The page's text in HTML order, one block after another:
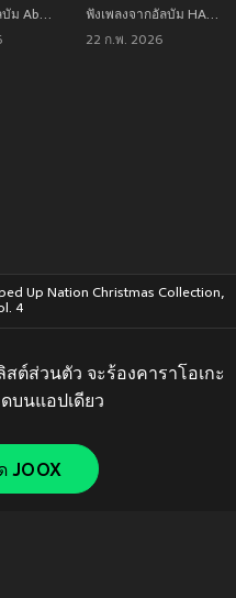
ฟังเพลงจากอัลบัม Abang เพลงใหม่จาก Geca Morales อัพเดทเพลงใหม่ล่าสุดก่อนใคร ตลอดปี 2021
ฟังเพลงจากอัลบัม HABOLABOLA เพลงใหม่จาก Geca Morales อัพเดทเพลงใหม่ล่าสุดก่อนใคร ตลอดปี 2021
22 ก.พ. 2026
Up Nation Christmas Collection,
4
ต์ส่วนตัว จะร้องคาราโอเกะ
บนแอปเดียว
JOOX